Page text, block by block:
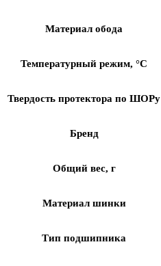
Материал обода
Температурный режим, °С
Твердость протектора по ШОРу
Бренд
Общий вес, г
Материал шинки
Тип подшипника